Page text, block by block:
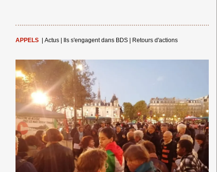
APPELS Actus Ils s'engagent dans BDS Retours d'actions